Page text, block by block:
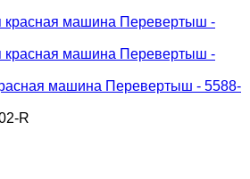
машина Перевертыш - 5588-
R